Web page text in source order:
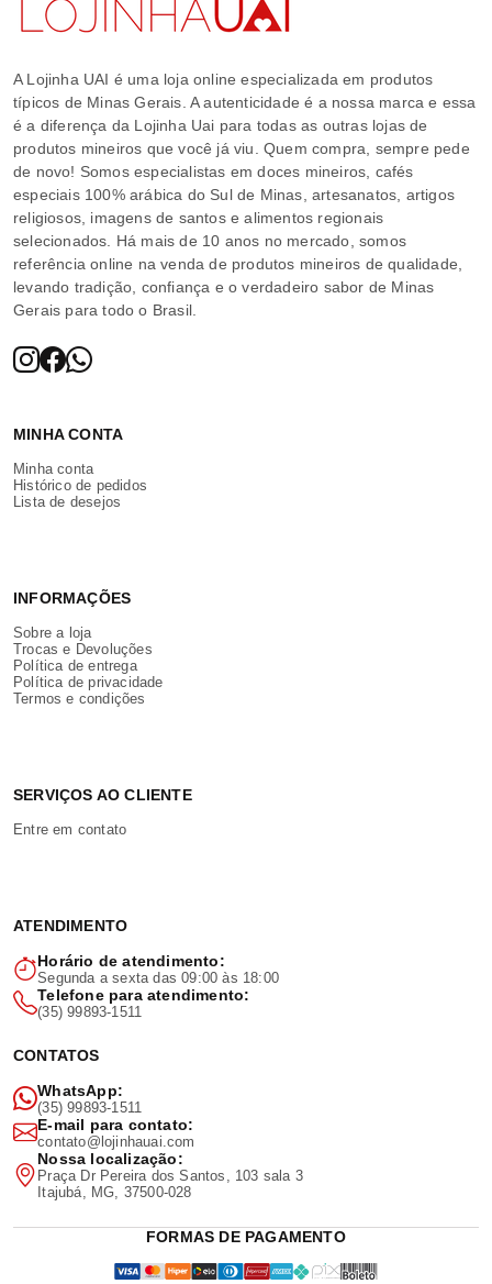
A Lojinha UAI é uma loja online especializada em produtos
típicos de Minas Gerais. A autenticidade é a nossa marca e essa
é a diferença da Lojinha Uai para todas as outras lojas de
produtos mineiros que você já viu. Quem compra, sempre pede
de novo! Somos especialistas em doces mineiros, cafés
especiais 100% arábica do Sul de Minas, artesanatos, artigos
religiosos, imagens de santos e alimentos regionais
selecionados. Há mais de 10 anos no mercado, somos
referência online na venda de produtos mineiros de qualidade,
levando tradição, confiança e o verdadeiro sabor de Minas
Gerais para todo o Brasil.
MINHA CONTA
Minha conta
Histórico de pedidos
Lista de desejos
INFORMAÇÕES
Sobre a loja
Trocas e Devoluções
Política de entrega
Política de privacidade
Termos e condições
SERVIÇOS AO CLIENTE
Entre em contato
ATENDIMENTO
Horário de atendimento:
Segunda a sexta das 09:00 às 18:00
Telefone para atendimento:
(35) 99893-1511
CONTATOS
WhatsApp:
(35) 99893-1511
E-mail para contato:
contato@lojinhauai.com
Nossa localização:
Praça Dr Pereira dos Santos, 103 sala 3
Itajubá, MG, 37500-028
FORMAS DE PAGAMENTO